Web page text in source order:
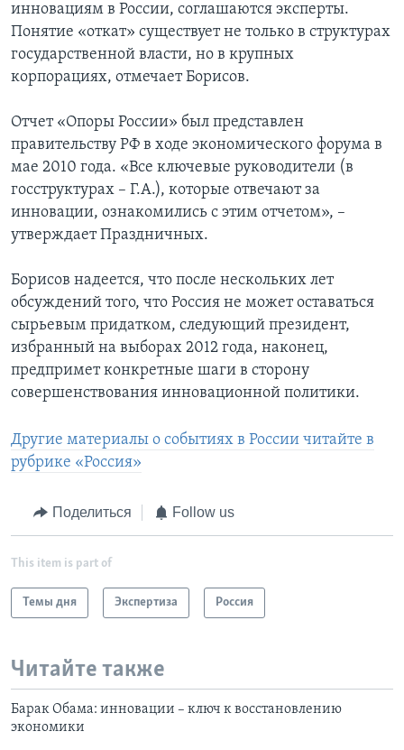
инновациям в России, соглашаются эксперты.
Понятие «откат» существует не только в структурах
государственной власти, но в крупных
корпорациях, отмечает Борисов.
Отчет «Опоры России» был представлен
правительству РФ в ходе экономического форума в
мае 2010 года. «Все ключевые руководители (в
госструктурах – Г.А.), которые отвечают за
инновации, ознакомились с этим отчетом», –
утверждает Праздничных.
Борисов надеется, что после нескольких лет
обсуждений того, что Россия не может оставаться
сырьевым придатком, следующий президент,
избранный на выборах 2012 года, наконец,
предпримет конкретные шаги в сторону
совершенствования инновационной политики.
Другие материалы о событиях в России читайте в
рубрике «Россия»
Поделиться Follow us
This item is part of
Темы дня Экспертиза Россия
Читайте также
Барак Обама: инновации – ключ к восстановлению
экономики